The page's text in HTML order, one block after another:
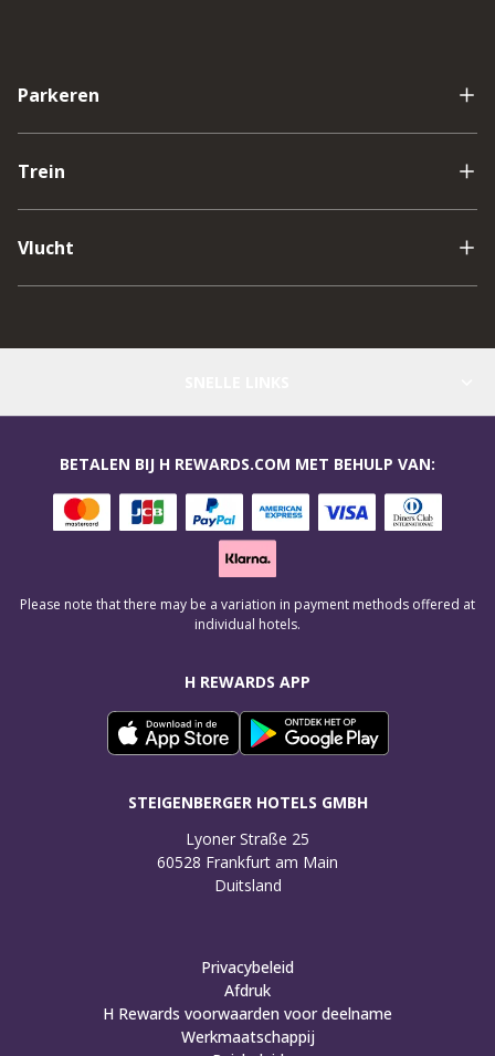
Parkeren
Trein
Vlucht
H REWARDS APP
STEIGENBERGER HOTELS GMBH
Lyoner Straße 25
60528 Frankfurt am Main
Duitsland
BETALEN BIJ H REWARDS.COM MET BEHULP VAN:
Please note that there may be a variation in payment methods offered at
individual hotels.
Privacybeleid
Afdruk
H Rewards voorwaarden voor deelname
Werkmaatschappij